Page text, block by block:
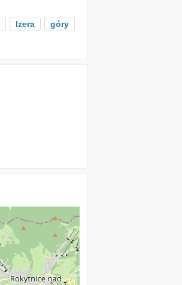
Izera
góry